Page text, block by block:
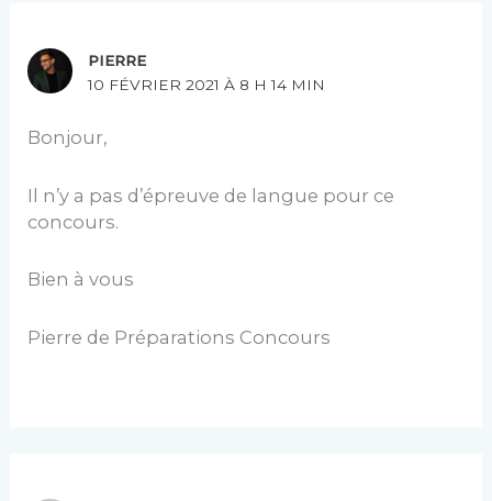
PIERRE
10 FÉVRIER 2021 À 8 H 14 MIN
Bonjour,
Il n’y a pas d’épreuve de langue pour ce
concours.
Bien à vous
Pierre de Préparations Concours